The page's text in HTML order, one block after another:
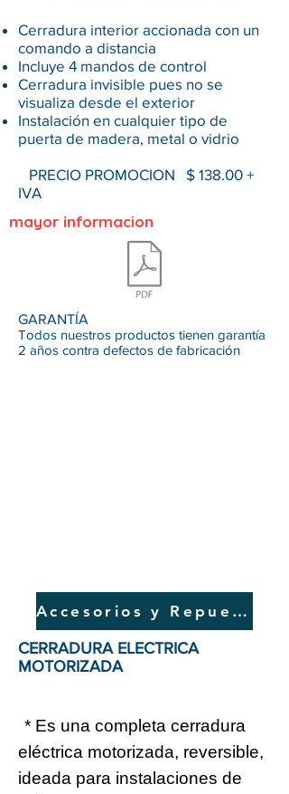
Cerradura interior accionada con un
comando a distancia
Incluye 4 mandos de control
Cerradura invisible pues no se
visualiza desde el exterior
Instalación en cualquier tipo de
puerta de madera, metal o vidrio
PRECIO PROMOCION $ 138.00 +
IVA
mayor informacion
GARANTÍA
Todos nuestros productos tienen garantía
2 años contra defectos de fabricación
Accesorios y Repuestos
CERRADURA ELECTRICA
MOTORIZADA
* Es una completa cerradura
eléctrica motorizada, reversible,
ideada para instalaciones de